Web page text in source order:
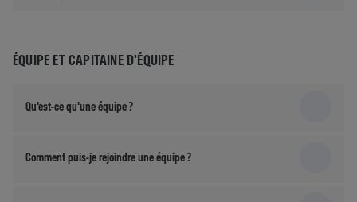
ÉQUIPE ET CAPITAINE D'ÉQUIPE
Qu'est-ce qu'une équipe ?
Comment puis-je rejoindre une équipe ?